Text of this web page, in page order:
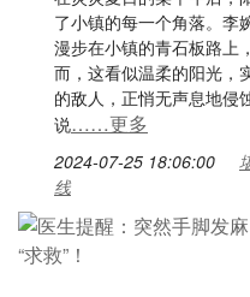
了小镇的每一个角落。李
漫步在小镇的青石板路上
而，这看似温柔的阳光
的敌人，正悄无声息地侵
说……更多
2024-07-25 18:06:00
线